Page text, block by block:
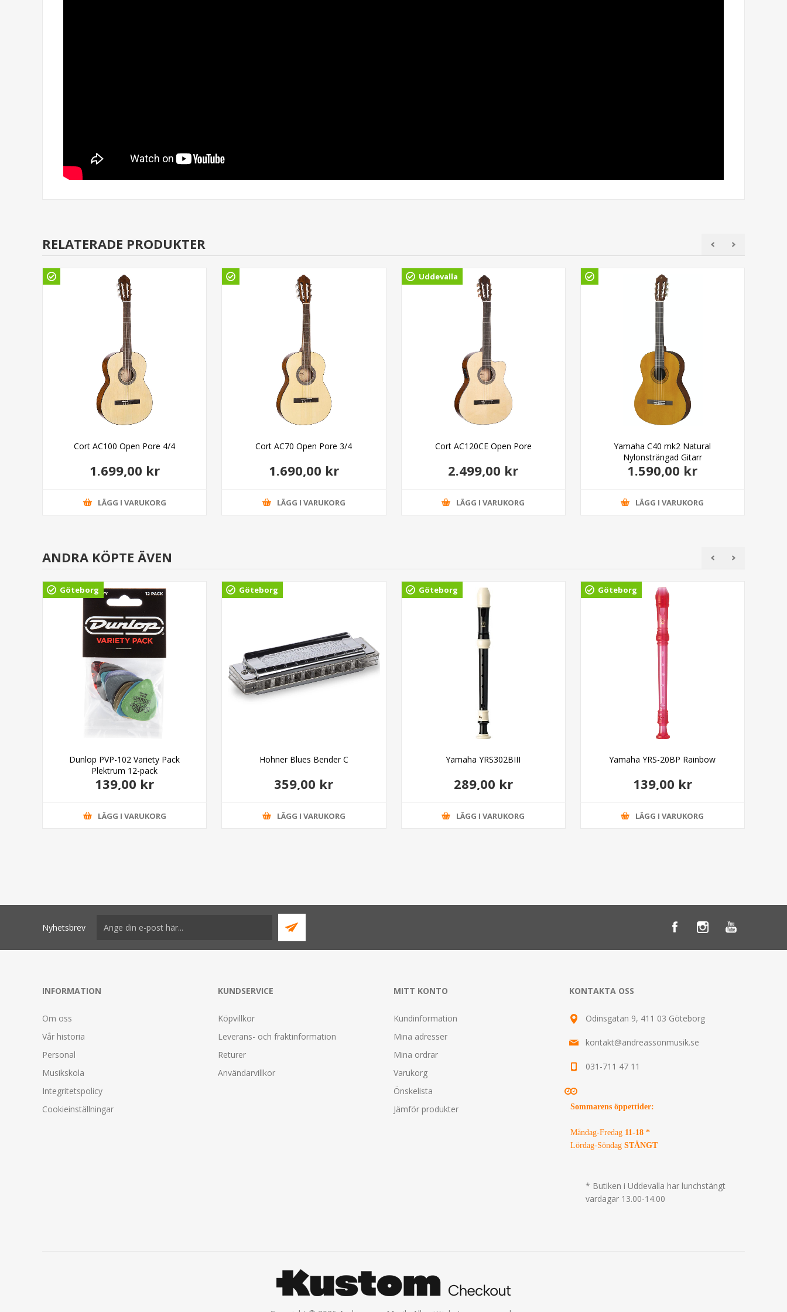
RELATERADE PRODUKTER
Cort AC100 Open Pore 4/4
1.699,00 kr
LÄGG I VARUKORG
Cort AC70 Open Pore 3/4
1.690,00 kr
LÄGG I VARUKORG
Uddevalla
Cort AC120CE Open Pore
2.499,00 kr
LÄGG I VARUKORG
Yamaha C40 mk2 Natural
Nylonsträngad Gitarr
1.590,00 kr
LÄGG I VARUKORG
ANDRA KÖPTE ÄVEN
Göteborg
Dunlop PVP-102 Variety Pack
Plektrum 12-pack
139,00 kr
LÄGG I VARUKORG
Göteborg
Hohner Blues Bender C
359,00 kr
LÄGG I VARUKORG
Göteborg
Yamaha YRS302BIII
289,00 kr
LÄGG I VARUKORG
Göteborg
Yamaha YRS-20BP Rainbow
139,00 kr
LÄGG I VARUKORG
Nyhetsbrev
INFORMATION
Om oss
Vår historia
Personal
Musikskola
Integritetspolicy
Cookieinställningar
KUNDSERVICE
Köpvillkor
Leverans- och fraktinformation
Returer
Användarvillkor
MITT KONTO
Kundinformation
Mina adresser
Mina ordrar
Varukorg
Önskelista
Jämför produkter
KONTAKTA OSS
Odinsgatan 9, 411 03 Göteborg
kontakt@andreassonmusik.se
031-711 47 11
Sommarens öppettider:
Måndag-Fredag 11-18 *
Lördag-Söndag STÄNGT
* Butiken i Uddevalla har lunchstängt
vardagar 13.00-14.00